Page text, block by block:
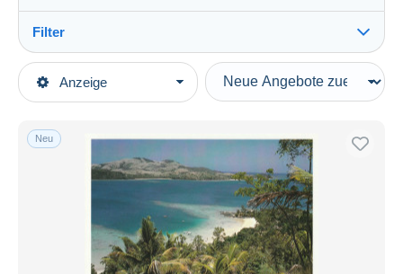
Anzeige
Hauptkategorien
Ozeanien
Filter
Art der Verkäufe
Laufende Angebote
Auktionen ohne Gebote
Auktionshäuser
Verkauft
Neu